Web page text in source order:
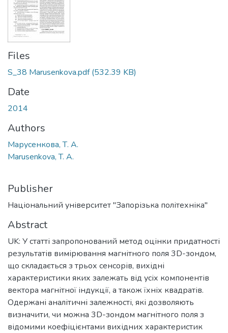
Files
S_38 Marusenkova.pdf(532.39 KB)
Date
2014
Authors
Марусенкова, Т. А.
Marusenkova, T. A.
Publisher
Національний університет "Запорізька політехніка"
Abstract
UK: У статті запропонований метод оцінки придатності
результатів вимірювання магнітного поля 3D-зондом,
що складається з трьох сенсорів, вихідні
характеристики яких залежать від усіх компонентів
вектора магнітної індукції, а також їхніх квадратів.
Одержані аналітичні залежності, які дозволяють
визначити, чи можна 3D-зондом магнітного поля з
відомими коефіцієнтами вихідних характеристик